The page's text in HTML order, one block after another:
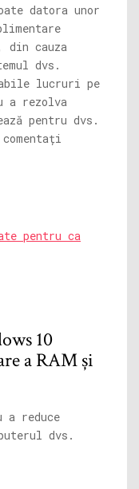
datora unor
cauza
dvs.
lucruri pe
a rezolva
pentru dvs.
pentru ca
10
a RAM și
reduce
dvs.